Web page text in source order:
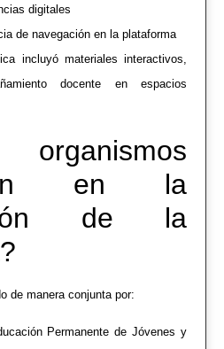
digitales
de navegación en la plataforma
incluyó materiales interactivos,
docente en espacios
en la
de la
de manera conjunta por:
Permanente de Jóvenes y